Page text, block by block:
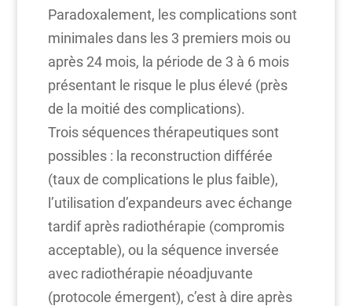
Paradoxalement, les complications sont
minimales dans les 3 premiers mois ou
après 24 mois, la période de 3 à 6 mois
présentant le risque le plus élevé (près
de la moitié des complications).
Trois séquences thérapeutiques sont
possibles : la reconstruction différée
(taux de complications le plus faible),
l’utilisation d’expandeurs avec échange
tardif après radiothérapie (compromis
acceptable), ou la séquence inversée
avec radiothérapie néoadjuvante
(protocole émergent), c’est à dire après